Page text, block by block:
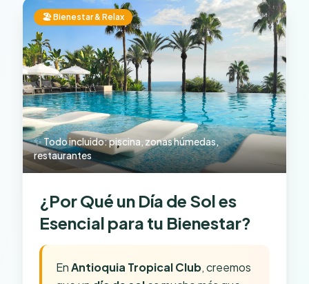
🏖️ Bienestar & Relax
✨ Todo incluido: piscina, zonas húmedas,
restaurantes
¿Por Qué un Día de Sol es
Esencial para tu Bienestar?
EnAntioquia Tropical Club, creemos